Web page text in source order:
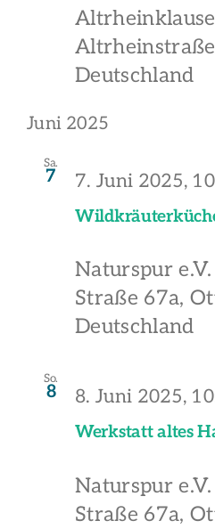
Deutschland
Juni 2025
Sa.
7 7. Juni 2025,
Naturspur e.V.
Straße 67a,
Deutschland
So.
8
Werkstatt altes
8. Juni 2025,
Naturspur e.V.
Straße 67a,